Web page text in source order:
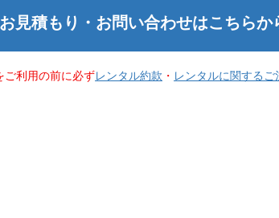
お見積もり・お問い合わせはこちらか
ご利用の前に必ずレンタル約款 ・ レンタルに関するご